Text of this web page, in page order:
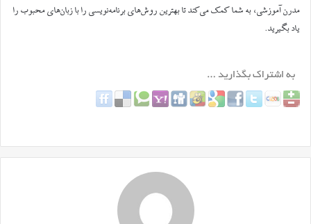
مدرن آموزشی، به شما کمک می‌کند تا بهترین روش‌های برنامه‌نویسی را با زبان‌های محبوب را
یاد بگیرید.